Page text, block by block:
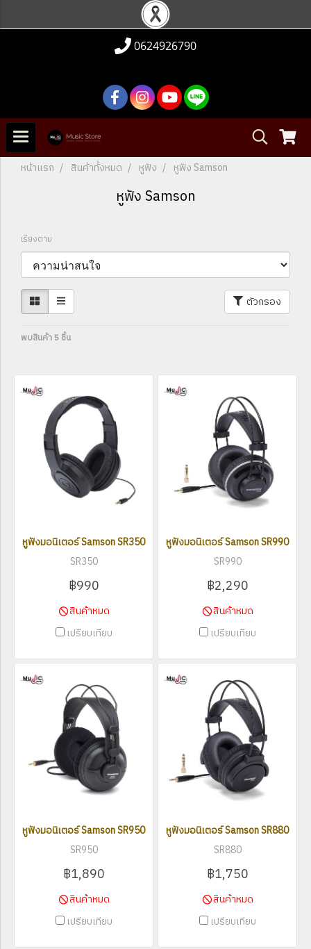
0624926790
หน้าแรก สินค้าทั้งหมด หูฟัง หูฟัง Samson
หูฟัง Samson
เรียงตาม
ตัวกรอง
พบสินค้า 5 ชิ้น
หูฟังมอนิเตอร์ Samson SR350
SR350
฿990
สินค้าหมด
เปรียบเทียบ
หูฟังมอนิเตอร์ Samson SR990
SR990
฿2,290
สินค้าหมด
เปรียบเทียบ
หูฟังมอนิเตอร์ Samson SR950
SR950
฿1,890
สินค้าหมด
เปรียบเทียบ
หูฟังมอนิเตอร์ Samson SR880
SR880
฿1,750
สินค้าหมด
เปรียบเทียบ